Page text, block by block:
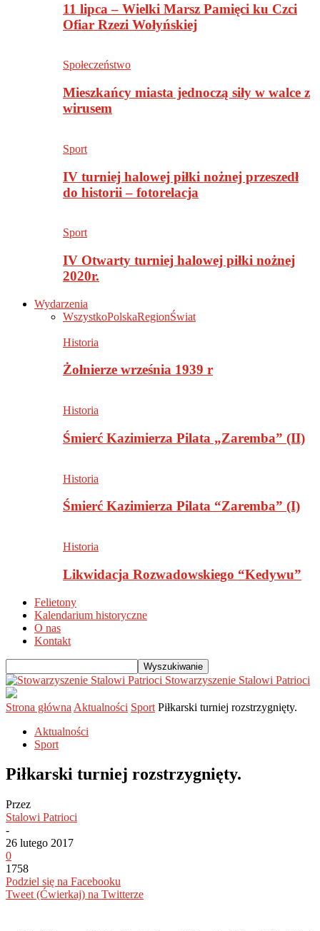
11 lipca – Wielki Marsz Pamięci ku Czci
Ofiar Rzezi Wołyńskiej
Społeczeństwo
Mieszkańcy miasta jednoczą siły w walce z
wirusem
Sport
IV turniej halowej piłki nożnej przeszedł
do historii – fotorelacja
Sport
IV Otwarty turniej halowej piłki nożnej
2020r.
Wydarzenia
WszystkoPolskaRegionŚwiat
Historia
Żołnierze września 1939 r
Historia
Śmierć Kazimierza Pilata „Zaremba” (II)
Historia
Śmierć Kazimierza Pilata “Zaremba” (I)
Historia
Likwidacja Rozwadowskiego “Kedywu”
Felietony
Kalendarium historyczne
O nas
Kontakt
Stowarzyszenie Stalowi Patrioci
Strona główna Aktualności Sport Piłkarski turniej rozstrzygnięty.
Aktualności
Sport
Piłkarski turniej rozstrzygnięty.
Przez
Stalowi Patrioci
-
26 lutego 2017
0
1758
Podziel się na Facebooku
Tweet (Ćwierkaj) na Twitterze